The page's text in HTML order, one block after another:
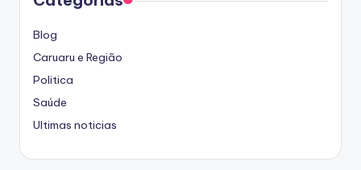
Blog
Caruaru e Região
Politica
Saúde
Ultimas noticias